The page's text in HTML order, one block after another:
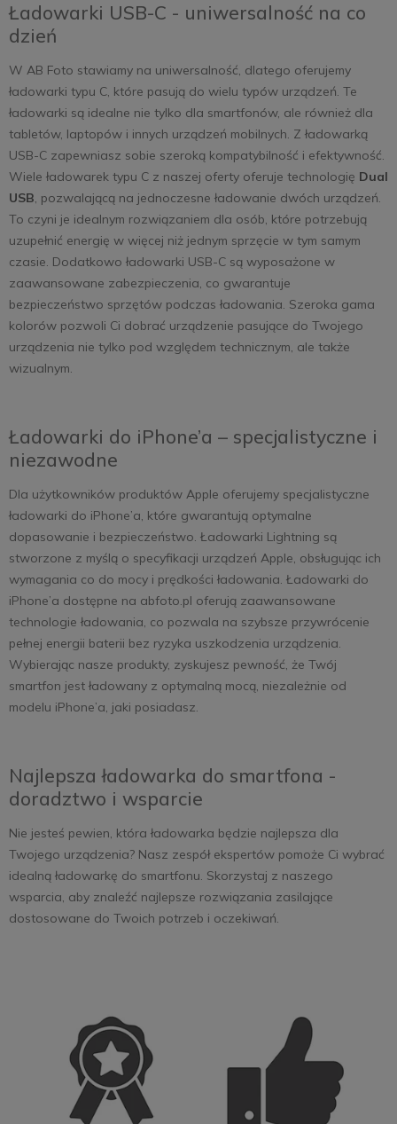
Ładowarki USB-C - uniwersalność na co
dzień
W AB Foto stawiamy na uniwersalność, dlatego oferujemy
ładowarki typu C, które pasują do wielu typów urządzeń. Te
ładowarki są idealne nie tylko dla smartfonów, ale również dla
tabletów, laptopów i innych urządzeń mobilnych. Z ładowarką
USB-C zapewniasz sobie szeroką kompatybilność i efektywność.
Wiele ładowarek typu C z naszej oferty oferuje technologię Dual
USB, pozwalającą na jednoczesne ładowanie dwóch urządzeń.
To czyni je idealnym rozwiązaniem dla osób, które potrzebują
uzupełnić energię w więcej niż jednym sprzęcie w tym samym
czasie. Dodatkowo ładowarki USB-C są wyposażone w
zaawansowane zabezpieczenia, co gwarantuje
bezpieczeństwo sprzętów podczas ładowania. Szeroka gama
kolorów pozwoli Ci dobrać urządzenie pasujące do Twojego
urządzenia nie tylko pod względem technicznym, ale także
wizualnym.
Ładowarki do iPhone’a – specjalistyczne i
niezawodne
Dla użytkowników produktów Apple oferujemy specjalistyczne
ładowarki do iPhone’a, które gwarantują optymalne
dopasowanie i bezpieczeństwo. Ładowarki Lightning są
stworzone z myślą o specyfikacji urządzeń Apple, obsługując ich
wymagania co do mocy i prędkości ładowania. Ładowarki do
iPhone’a dostępne na abfoto.pl oferują zaawansowane
technologie ładowania, co pozwala na szybsze przywrócenie
pełnej energii baterii bez ryzyka uszkodzenia urządzenia.
Wybierając nasze produkty, zyskujesz pewność, że Twój
smartfon jest ładowany z optymalną mocą, niezależnie od
modelu iPhone’a, jaki posiadasz.
Najlepsza ładowarka do smartfona -
doradztwo i wsparcie
Nie jesteś pewien, która ładowarka będzie najlepsza dla
Twojego urządzenia? Nasz zespół ekspertów pomoże Ci wybrać
idealną ładowarkę do smartfonu. Skorzystaj z naszego
wsparcia, aby znaleźć najlepsze rozwiązania zasilające
dostosowane do Twoich potrzeb i oczekiwań.